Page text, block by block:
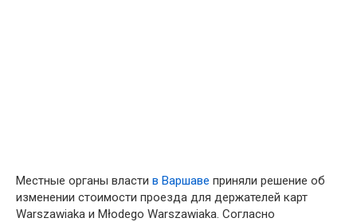
Местные органы власти в Варшаве приняли решение об
изменении стоимости проезда для держателей карт
Warszawiaka и Młodego Warszawiaka. Согласно